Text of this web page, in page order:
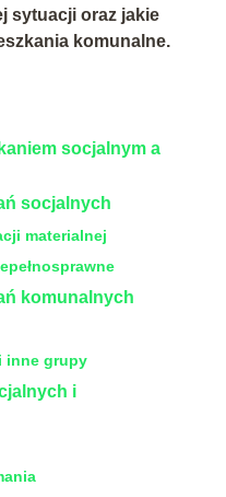
sytuacji oraz jakie
komunalne.
socjalnym a
socjalnych
materialnej
komunalnych
inne grupy
i